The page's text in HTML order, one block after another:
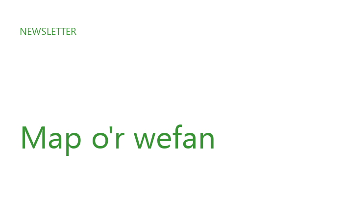
NEWSLETTER
Map o'r wefan